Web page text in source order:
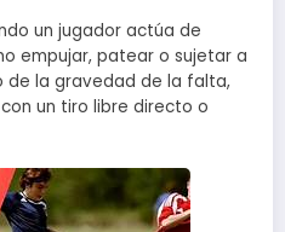
un jugador actúa de
empujar, patear o sujetar a
de la gravedad de la falta,
un tiro libre directo o